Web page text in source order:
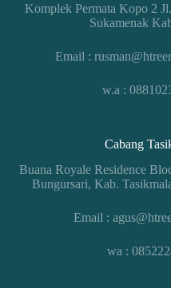
Komplek Permata Kopo 2
Sukamenak
Email :
w.a :
Cabang
Buana Royale Residence
Bungursari, Kab.
Email :
wa :